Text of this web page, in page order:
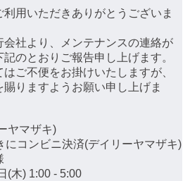
用いただきありがとうございま
会社より、メンテナンスの連絡が
のとおりご報告申し上げます。
ご不便をお掛けいたしますが、
りますようお願い申し上げま
ヤマザキ)
にコンビニ決済(デイリーヤマザキ)
(木) 1:00 - 5:00